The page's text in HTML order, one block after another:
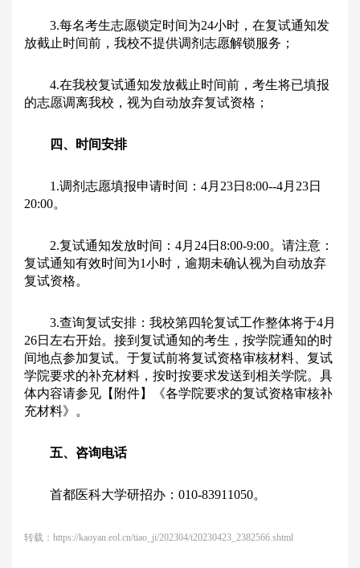
3.每名考生志愿锁定时间为24小时，在复试通知发
放截止时间前，我校不提供调剂志愿解锁服务；
4.在我校复试通知发放截止时间前，考生将已填报
的志愿调离我校，视为自动放弃复试资格；
四、时间安排
1.调剂志愿填报申请时间：4月23日8:00--4月23日
20:00。
2.复试通知发放时间：4月24日8:00-9:00。请注意：
复试通知有效时间为1小时，逾期未确认视为自动放弃
复试资格。
3.查询复试安排：我校第四轮复试工作整体将于4月
26日左右开始。接到复试通知的考生，按学院通知的时
间地点参加复试。于复试前将复试资格审核材料、复试
学院要求的补充材料，按时按要求发送到相关学院。具
体内容请参见【附件】《各学院要求的复试资格审核补
充材料》。
五、咨询电话
首都医科大学研招办：010-83911050。
转载： https://kaoyan.eol.cn/tiao_ji/202304/t20230423_2382566.shtml